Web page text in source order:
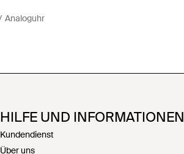
Analoguhr
HILFE UND INFORMATIONEN
Kundendienst
Über uns